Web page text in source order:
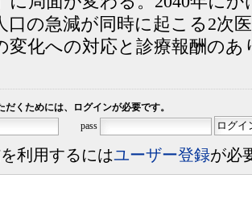
口の急減が同時に起こる2次
変化への対応と診療報酬の
くためには、ログインが必要です。
pass
利用するにはユーザー登録が必